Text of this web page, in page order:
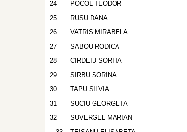
24
POCOL TEODOR
25
RUSU DANA
26
VATRIS MIRABELA
27
SABOU RODICA
28
CIRDEIU SORITA
29
SIRBU SORINA
30
TAPU SILVIA
31
SUCIU GEORGETA
32
SUVERGEL MARIAN